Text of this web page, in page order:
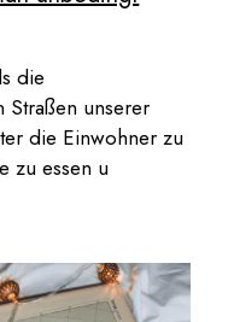
die
Straßen unserer
die Einwohner zu
zu essen u